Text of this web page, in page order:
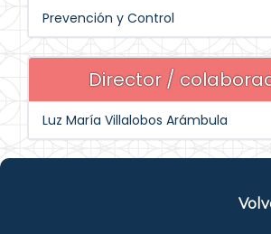
Prevención y Control
Director /
Luz María Villalobos Arámbula